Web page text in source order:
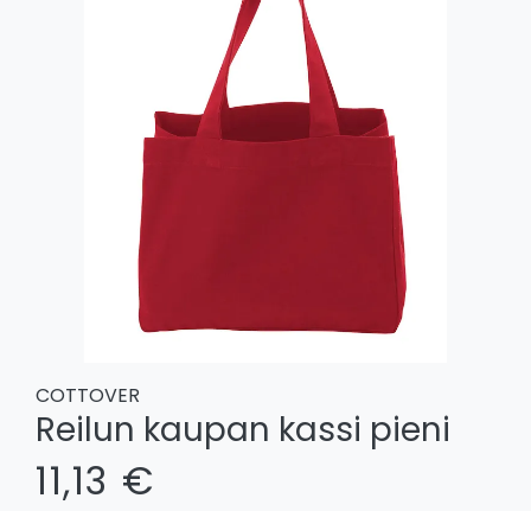
COTTOVER
Reilun kaupan kassi pieni
11,13 €